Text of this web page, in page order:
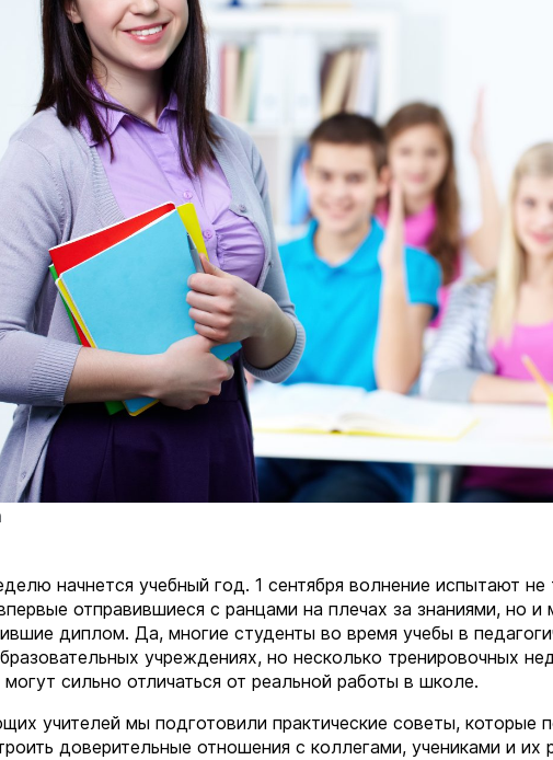
начнется учебный год. 1 сентября волнение испытают не
отправившиеся с ранцами на плечах за знаниями, но и
диплом. Да, многие студенты во время учебы в
учреждениях, но несколько тренировочных
могут сильно отличаться от реальной работы в школе.
учителей мы подготовили практические советы, которые
доверительные отношения с коллегами, учениками и их